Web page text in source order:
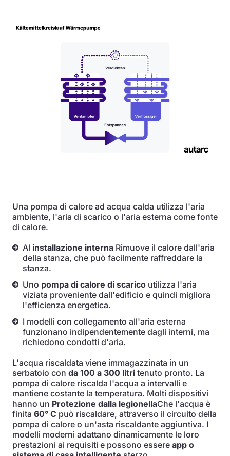
Una pompa di calore ad acqua calda utilizza l'aria
ambiente, l'aria di scarico o l'aria esterna come fonte
di calore.
Al installazione interna Rimuove il calore dall'aria
della stanza, che può facilmente raffreddare la
stanza.
Uno pompa di calore di scarico utilizza l'aria
viziata proveniente dall'edificio e quindi migliora
l'efficienza energetica.
I modelli con collegamento all'aria esterna
funzionano indipendentemente dagli interni, ma
richiedono condotti d'aria.
L'acqua riscaldata viene immagazzinata in un
serbatoio con da 100 a 300 litri tenuto pronto. La
pompa di calore riscalda l'acqua a intervalli e
mantiene costante la temperatura. Molti dispositivi
hanno un Protezione dalla legionellaChe l'acqua è
finita 60° C può riscaldare, attraverso il circuito della
pompa di calore o un'asta riscaldante aggiuntiva. I
modelli moderni adattano dinamicamente le loro
prestazioni ai requisiti e possono essere app o